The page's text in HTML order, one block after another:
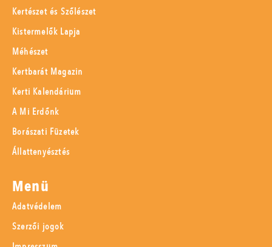
Kertészet és Szőlészet
Kistermelők Lapja
Méhészet
Kertbarát Magazin
Kerti Kalendárium
A Mi Erdőnk
Borászati Füzetek
Állattenyésztés
Menü
Adatvédelem
Szerzői jogok